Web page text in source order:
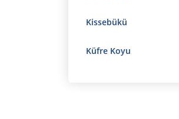
Kissebükü
Küfre Koyu